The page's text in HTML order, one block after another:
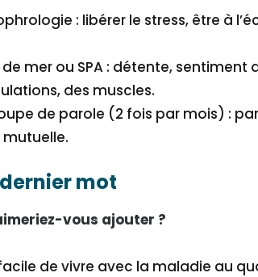
: libérer le stress, être à
de mer ou SPA : détente,
des muscles.
de parole (2 fois par mois) :
mot
vous ajouter ?
de vivre avec la maladie au